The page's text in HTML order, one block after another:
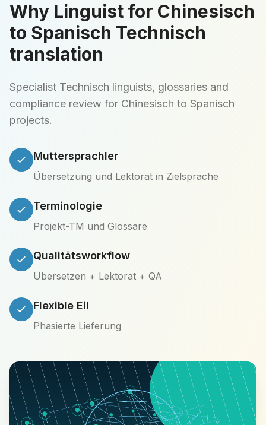
Why Linguist for Chinesisch
to Spanisch Technisch
translation
Specialist Technisch linguists, glossaries and
compliance review for Chinesisch to Spanisch
projects.
Muttersprachler
Übersetzung und Lektorat in Zielsprache
Terminologie
Projekt-TM und Glossare
Qualitätsworkflow
Übersetzen + Lektorat + QA
Flexible Eil
Phasierte Lieferung